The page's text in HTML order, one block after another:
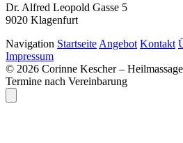
Dr. Alfred Leopold Gasse 5
9020 Klagenfurt
Navigation Startseite Angebot Kontakt
Impressum
© 2026 Corinne Kescher –
Termine nach Vereinbarung